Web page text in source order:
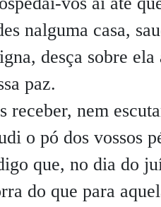
nalguma casa,
desça sobre
paz.
receber, nem
o pó dos vossos
que, no dia do
do que para